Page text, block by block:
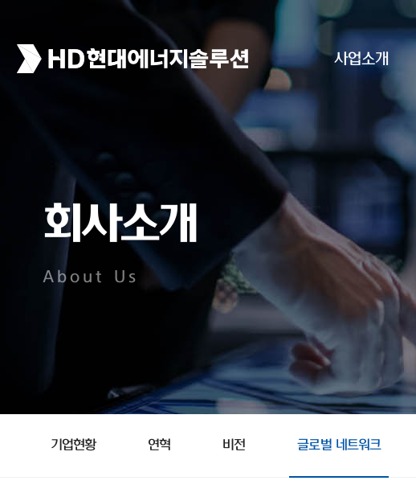
사업소개
회사소개
About Us
기업현황 연혁 비전 글로벌 네트워크